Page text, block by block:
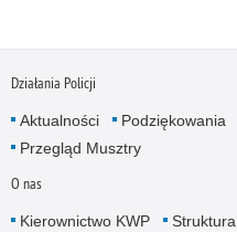
Działania Policji
Aktualności Podziękowania
Przegląd Musztry
O nas
Kierownictwo KWP Struktura